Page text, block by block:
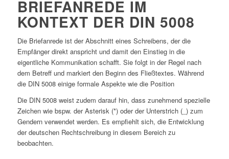
BRIEFANREDE IM
KONTEXT DER DIN 5008
Die Briefanrede ist der Abschnitt eines Schreibens, der die
Empfänger direkt anspricht und damit den Einstieg in die
eigentliche Kommunikation schafft. Sie folgt in der Regel nach
dem Betreff und markiert den Beginn des Fließtextes. Während
die DIN 5008 einige formale Aspekte wie die Position
Die DIN 5008 weist zudem darauf hin, dass zunehmend spezielle
Zeichen wie bspw. der Asterisk (*) oder der Unterstrich (_) zum
Gendern verwendet werden. Es empfiehlt sich, die Entwicklung
der deutschen Rechtschreibung in diesem Bereich zu
beobachten.